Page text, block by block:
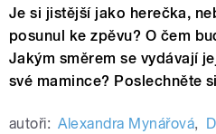
Je si jistější jako herečka,
posunul ke zpěvu? O čem
Jakým směrem se vydávají
své mamince? Poslechněte
autoři: Alexandra Mynářová,